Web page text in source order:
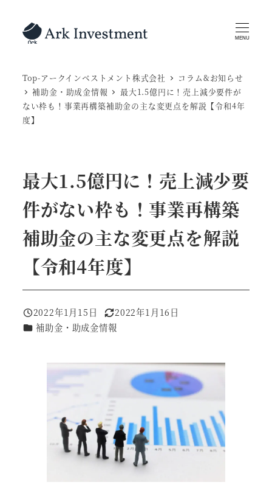
MENU
Top-アークインベストメント株式会社
コラム&お知らせ
補助金・助成金情報
最大1.5億円に！売上減少要件が
ない枠も！事業再構築補助金の主な変更点を解説【令和4年
度】
最大1.5億円に！売上減少要
件がない枠も！事業再構築
補助金の主な変更点を解説
【令和4年度】
投稿日
2022年1月15日
更新日
2022年1月16日
カテゴリー
補助金・助成金情報